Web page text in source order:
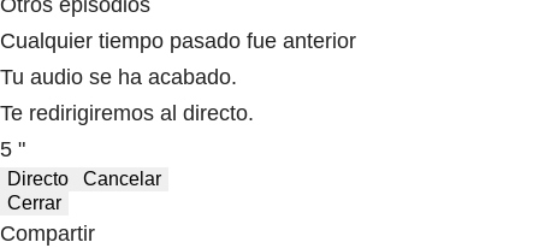
Otros episodios
Cualquier tiempo pasado fue anterior
Tu audio se ha acabado.
Te redirigiremos al directo.
5 "
Directo
Cancelar
Cerrar
Compartir